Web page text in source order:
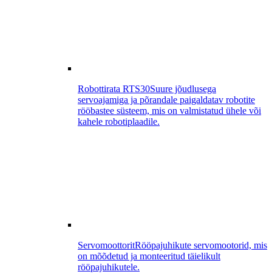
Robottirata RTS30Suure jõudlusega
servoajamiga ja põrandale paigaldatav robotite
rööbastee süsteem, mis on valmistatud ühele või
kahele robotiplaadile.
ServomoottoritRööpajuhikute servomootorid, mis
on mõõdetud ja monteeritud täielikult
rööpajuhikutele.